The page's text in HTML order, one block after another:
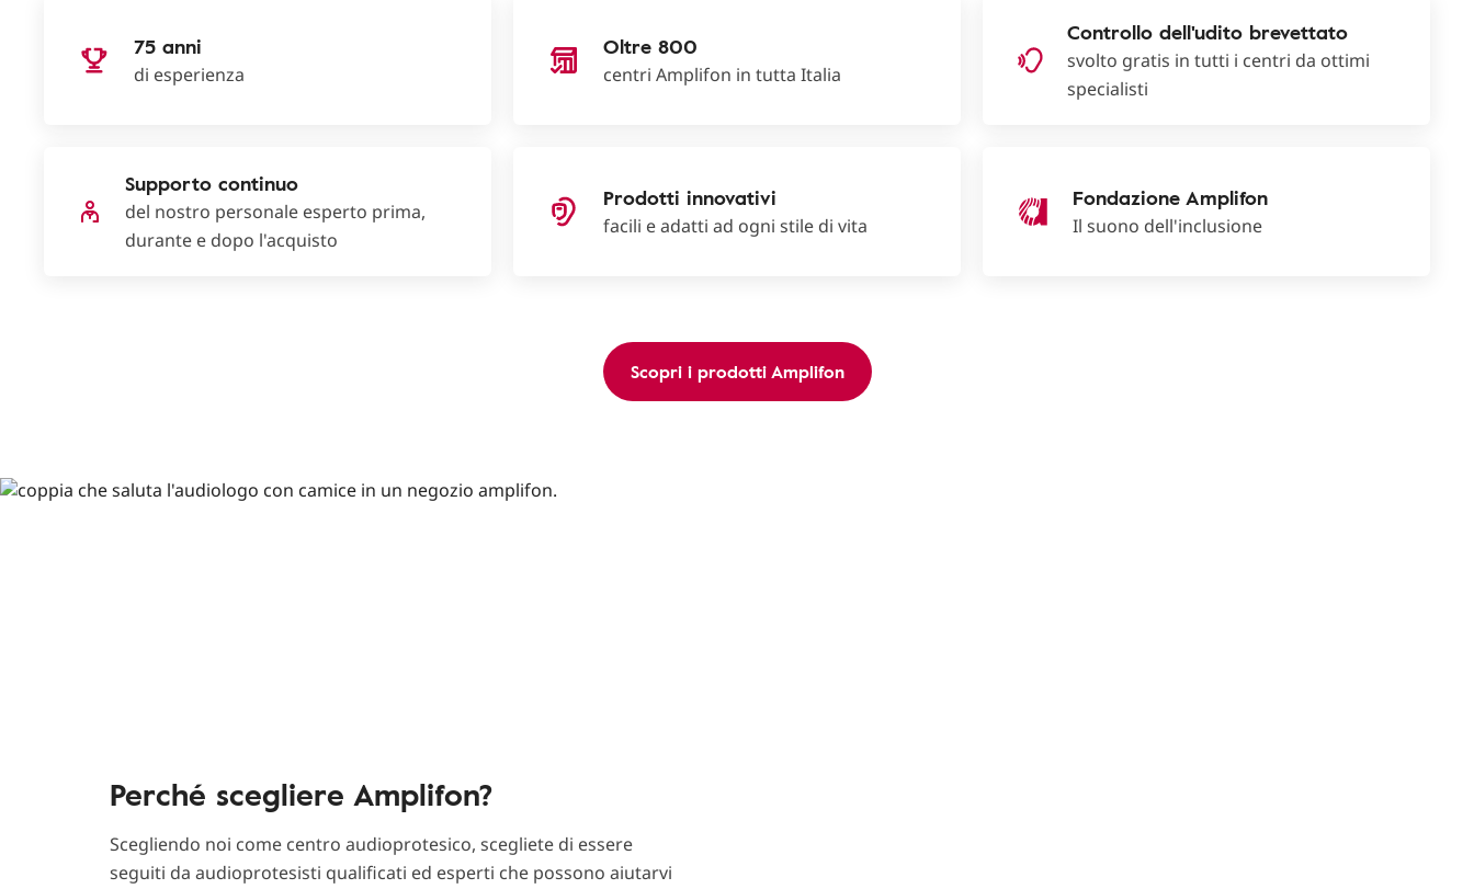
75 anni
di esperienza
Oltre 800
centri Amplifon in tutta Italia
Controllo dell'udito brevettato
svolto gratis in tutti i centri da ottimi
specialisti
Supporto continuo
del nostro personale esperto prima,
durante e dopo l'acquisto
Prodotti innovativi
facili e adatti ad ogni stile di vita
Fondazione Amplifon
Il suono dell'inclusione
Scopri i prodotti Amplifon
Perché scegliere Amplifon?
Scegliendo noi come centro audioprotesico, scegliete di essere
seguiti da audioprotesisti qualificati ed esperti che possono aiutarvi